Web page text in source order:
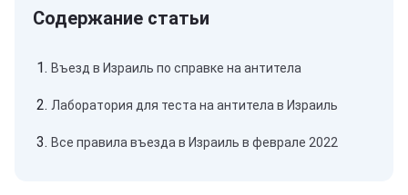
Въезд в Израиль по справке на антитела
Лаборатория для теста на антитела в Израиль
Все правила въезда в Израиль в феврале 2022